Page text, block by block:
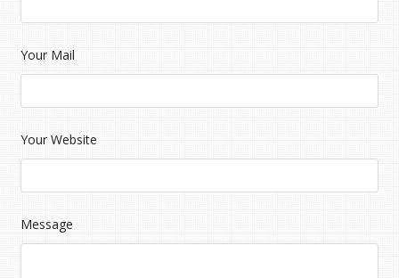
Your Mail
Your Website
Message